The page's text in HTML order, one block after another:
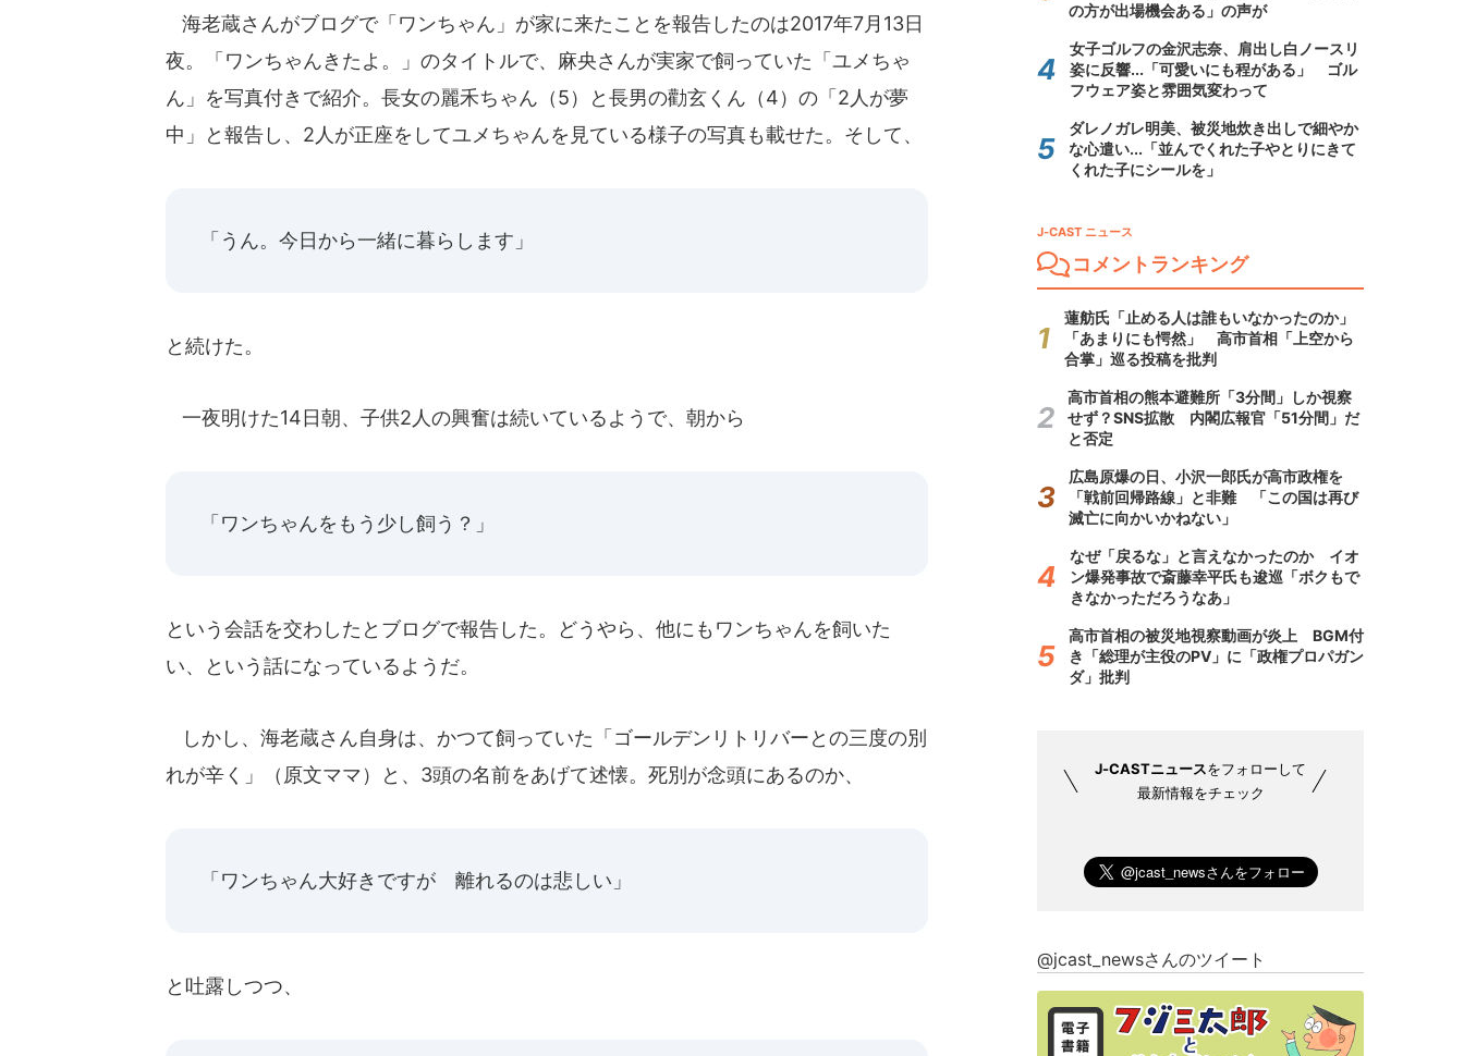
海老蔵さんがブログで「ワンちゃん」が家に来たことを報告したのは2017年7月13日
夜。「ワンちゃんきたよ。」のタイトルで、麻央さんが実家で飼っていた「ユメちゃ
ん」を写真付きで紹介。長女の麗禾ちゃん（5）と長男の勸玄くん（4）の「2人が夢
中」と報告し、2人が正座をしてユメちゃんを見ている様子の写真も載せた。そして、
「うん。今日から一緒に暮らします」
と続けた。
一夜明けた14日朝、子供2人の興奮は続いているようで、朝から
「ワンちゃんをもう少し飼う？」
という会話を交わしたとブログで報告した。どうやら、他にもワンちゃんを飼いた
い、という話になっているようだ。
しかし、海老蔵さん自身は、かつて飼っていた「ゴールデンリトリバーとの三度の別
れが辛く」（原文ママ）と、3頭の名前をあげて述懐。死別が念頭にあるのか、
「ワンちゃん大好きですが 離れるのは悲しい」
と吐露しつつ、
の方が出場機会ある」の声が
女子ゴルフの金沢志奈、肩出し白ノースリ
姿に反響...「可愛いにも程がある」 ゴル
フウェア姿と雰囲気変わって
ダレノガレ明美、被災地炊き出しで細やか
な心遣い...「並んでくれた子やとりにきて
くれた子にシールを」
J-CAST ニュース
コメントランキング
蓮舫氏「止める人は誰もいなかったのか」
「あまりにも愕然」 高市首相「上空から
合掌」巡る投稿を批判
高市首相の熊本避難所「3分間」しか視察
せず？SNS拡散 内閣広報官「51分間」だ
と否定
広島原爆の日、小沢一郎氏が高市政権を
「戦前回帰路線」と非難 「この国は再び
滅亡に向かいかねない」
なぜ「戻るな」と言えなかったのか イオ
ン爆発事故で斎藤幸平氏も逡巡「ボクもで
きなかっただろうなあ」
高市首相の被災地視察動画が炎上 BGM付
き「総理が主役のPV」に「政権プロパガン
ダ」批判
J-CASTニュースをフォローして
最新情報をチェック
@jcast_newsさんのツイート